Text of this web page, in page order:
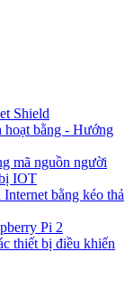
Shield
bằng - Hướng
mã nguồn người
IOT
bằng kéo thả
Pi 2
thiết bị điều khiển